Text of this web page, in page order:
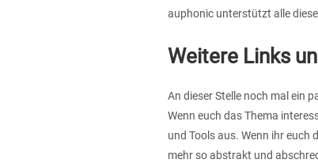
auphonic unterstützt alle
Weitere Links
An dieser Stelle noch mal ein
Wenn euch das Thema
und Tools aus. Wenn ihr
mehr so abstrakt und